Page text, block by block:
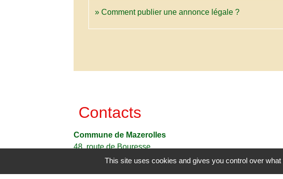
Comment publier une annonce légale ?
Contacts
Commune de Mazerolles
48, route de Bouresse
86320 Mazerolles - FRANCE
This site uses cookies and gives you control over